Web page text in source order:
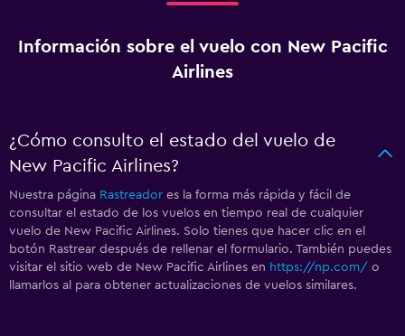
Información sobre el vuelo con New Pacific
Airlines
¿Cómo consulto el estado del vuelo de
New Pacific Airlines?
Nuestra página Rastreador es la forma más rápida y fácil de
consultar el estado de los vuelos en tiempo real de cualquier
vuelo de New Pacific Airlines. Solo tienes que hacer clic en el
botón Rastrear después de rellenar el formulario. También puedes
visitar el sitio web de New Pacific Airlines en https://np.com/ o
llamarlos al para obtener actualizaciones de vuelos similares.